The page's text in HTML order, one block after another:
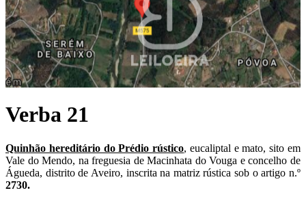
Verba 21
Quinhão hereditário do Prédio rústico, eucaliptal e mato, sito em
Vale do Mendo, na freguesia de Macinhata do Vouga e concelho de
Águeda, distrito de Aveiro, inscrita na matriz rústica sob o artigo n.º
2730.